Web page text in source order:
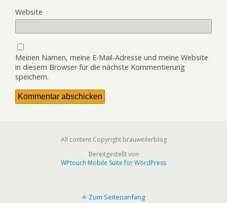
Website
Meinen Namen, meine E-Mail-Adresse und meine Website
in diesem Browser für die nächste Kommentierung
speichern.
All content Copyright brauweilerblog
Bereitgestellt von
WPtouch Mobile Suite for WordPress
Zum Seitenanfang